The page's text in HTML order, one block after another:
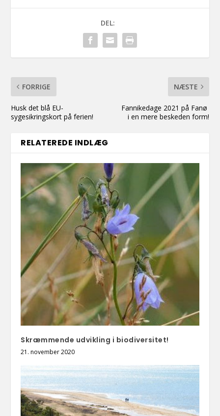
DEL:
FORRIGE
Husk det blå EU-
sygesikringskort på ferien!
NÆSTE
Fannikedage 2021 på Fanø
i en mere beskeden form!
RELATEREDE INDLÆG
Skræmmende udvikling i biodiversitet!
21. november 2020